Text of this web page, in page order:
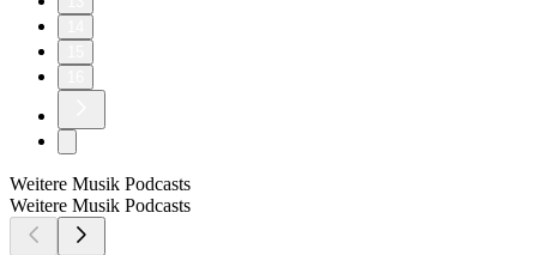
Weitere Musik Podcasts
Weitere Musik Podcasts